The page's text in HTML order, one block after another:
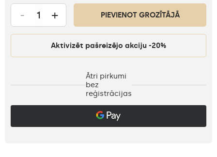
- + PIEVIENOT GROZĪTĀJĀ
Aktivizēt pašreizējo akciju -20%
Ātri pirkumi
bez
reģistrācijas